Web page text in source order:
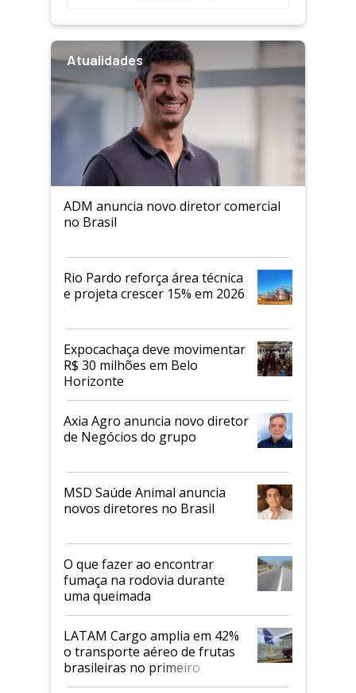
Atualidades
ADM anuncia novo diretor comercial
no Brasil
Rio Pardo reforça área técnica
e projeta crescer 15% em 2026
Expocachaça deve movimentar
R$ 30 milhões em Belo
Horizonte
Axia Agro anuncia novo diretor
de Negócios do grupo
MSD Saúde Animal anuncia
novos diretores no Brasil
O que fazer ao encontrar
fumaça na rodovia durante
uma queimada
LATAM Cargo amplia em 42%
o transporte aéreo de frutas
brasileiras no primeiro
semestre